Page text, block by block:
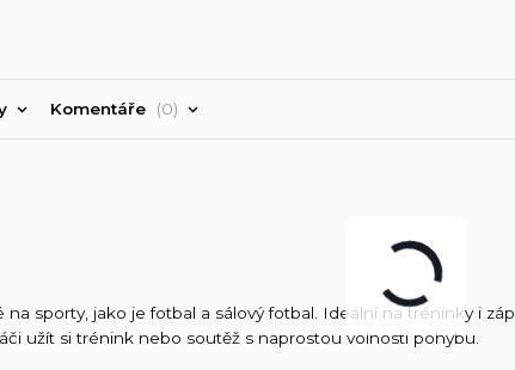
Komentáře 0
sporty, jako je fotbal a sálový fotbal. Ideální na tréninky i
užít si trénink nebo soutěž s naprostou volností pohybu.